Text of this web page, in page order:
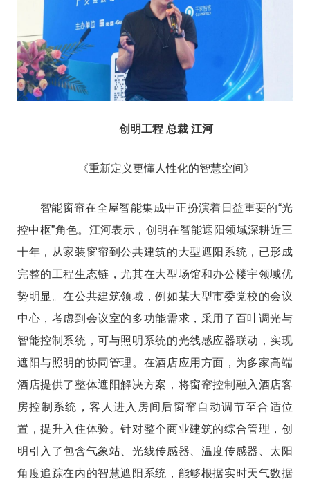
创明工程 总裁 江河
《重新定义更懂人性化的智慧空间》
智能窗帘在全屋智能集成中正扮演着日益重要的“光
控中枢”角色。江河表示，创明在智能遮阳领域深耕近三
十年，从家装窗帘到公共建筑的大型遮阳系统，已形成
完整的工程生态链，尤其在大型场馆和办公楼宇领域优
势明显。在公共建筑领域，例如某大型市委党校的会议
中心，考虑到会议室的多功能需求，采用了百叶调光与
智能控制系统，可与照明系统的光线感应器联动，实现
遮阳与照明的协同管理。在酒店应用方面，为多家高端
酒店提供了整体遮阳解决方案，将窗帘控制融入酒店客
房控制系统，客人进入房间后窗帘自动调节至合适位
置，提升入住体验。针对整个商业建筑的综合管理，创
明引入了包含气象站、光线传感器、温度传感器、太阳
角度追踪在内的智慧遮阳系统，能够根据实时天气数据